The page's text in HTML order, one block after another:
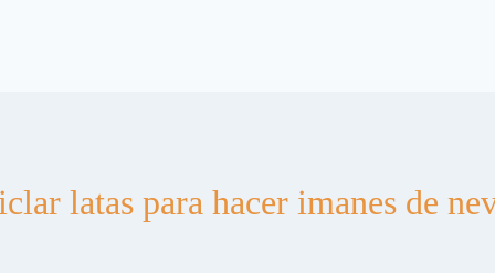
latas para hacer imanes de